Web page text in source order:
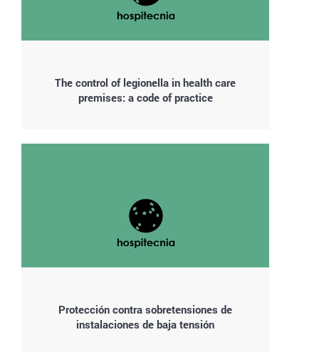
The control of legionella in health care
premises: a code of practice
Protección contra sobretensiones de
instalaciones de baja tensión